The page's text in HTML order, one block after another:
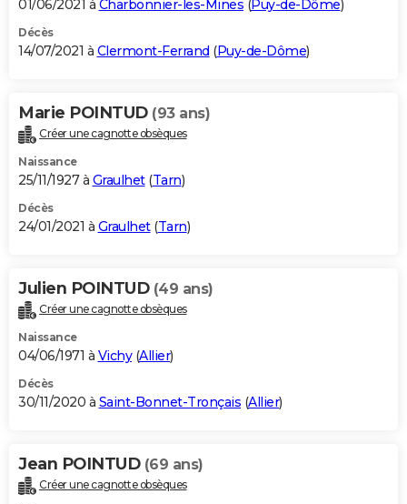
01/06/2021 à Charbonnier-les-Mines (Puy-de-Dôme)
Décès
14/07/2021 à Clermont-Ferrand (Puy-de-Dôme)
Marie POINTUD (93 ans)
Créer une cagnotte obsèques
Naissance
25/11/1927 à Graulhet(Tarn)
Décès
24/01/2021 à Graulhet(Tarn)
Julien POINTUD (49 ans)
Créer une cagnotte obsèques
Naissance
04/06/1971 à Vichy(Allier)
Décès
30/11/2020 à Saint-Bonnet-Tronçais (Allier)
Jean POINTUD (69 ans)
Créer une cagnotte obsèques